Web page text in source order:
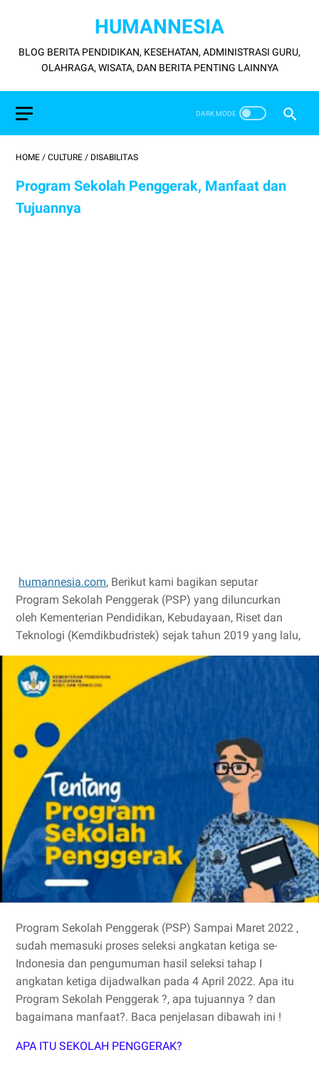
HUMANNESIA
BLOG BERITA PENDIDIKAN, KESEHATAN, ADMINISTRASI GURU,
OLAHRAGA, WISATA, DAN BERITA PENTING LAINNYA
HOME / CULTURE / DISABILITAS
Program Sekolah Penggerak, Manfaat dan
Tujuannya
humannesia.com, Berikut kami bagikan seputar
Program Sekolah Penggerak (PSP) yang diluncurkan
oleh Kementerian Pendidikan, Kebudayaan, Riset dan
Teknologi (Kemdikbudristek) sejak tahun 2019 yang lalu,
Program Sekolah Penggerak (PSP) Sampai Maret 2022 ,
sudah memasuki proses seleksi angkatan ketiga se-
Indonesia dan pengumuman hasil seleksi tahap I
angkatan ketiga dijadwalkan pada 4 April 2022. Apa itu
Program Sekolah Penggerak ?, apa tujuannya ? dan
bagaimana manfaat?. Baca penjelasan dibawah ini !
APA ITU SEKOLAH PENGGERAK?